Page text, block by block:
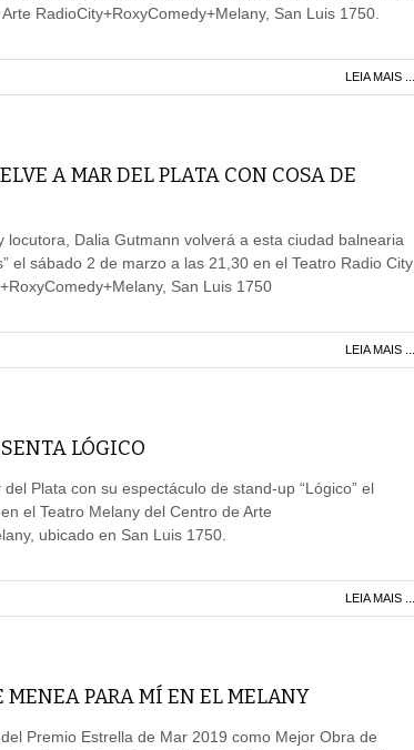
RadioCity+RoxyComedy+Melany, San Luis 1750.
LEIA MAIS ...
A MAR DEL PLATA CON COSA DE
locutora, Dalia Gutmann volverá a esta ciudad balnearia
el sábado 2 de marzo a las 21,30 en el Teatro Radio City
San Luis 1750
LEIA MAIS ...
LÓGICO
Plata con su espectáculo de stand-up “Lógico” el
el Teatro Melany del Centro de Arte
ubicado en San Luis 1750.
LEIA MAIS ...
PARA MÍ EN EL MELANY
Premio Estrella de Mar 2019 como Mejor Obra de